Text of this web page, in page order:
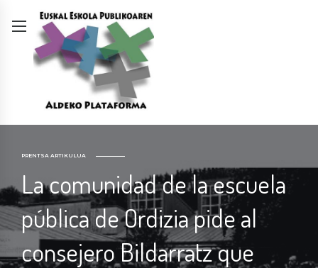
PRENTSA ARTIKULUA
La comunidad de la escuela
pública de Ordizia pide al
consejero Bildarratz que